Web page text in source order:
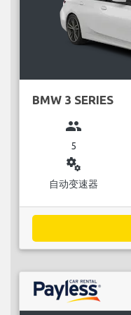
BMW 3 SERIES
group
5
miscellaneous_services
自动变速器